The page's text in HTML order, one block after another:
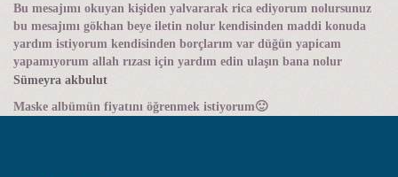
Bu mesajımı okuyan kişiden yalvararak rica ediyorum nolursunuz
bu mesajımı gökhan beye iletin nolur kendisinden maddi konuda
yardım istiyorum kendisinden borçlarım var düğün yapicam
yapamıyorum allah rızası için yardım edin ulaşın bana nolur
Sümeyra akbulut
Maske albümün fiyatını öğrenmek istiyorum🙂